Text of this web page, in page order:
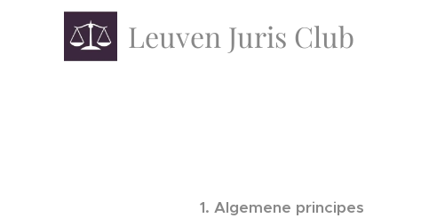
Leuven Juris Club
1. Algemene principes